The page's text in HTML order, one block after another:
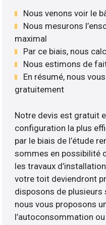
Nous venons voir le
Nous mesurons
maximal
Par ce biais, nous
Nous estimons de
En résumé, nous
gratuitement
Notre devis est gratuit
configuration la plus
par le biais de l’étude
sommes en possibilité
les travaux
votre toit deviendront
disposons de
nous vous proposons
l’autoconsommation